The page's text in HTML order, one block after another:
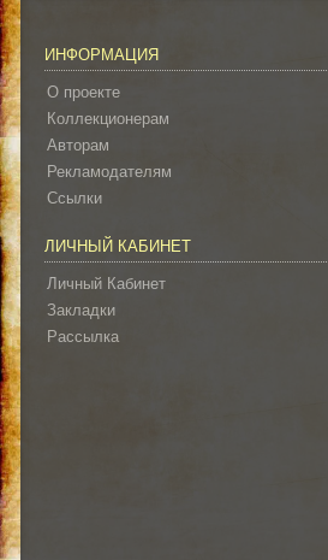
ИНФОРМАЦИЯ
О проекте
Коллекционерам
Авторам
Рекламодателям
Ссылки
ЛИЧНЫЙ КАБИНЕТ
Личный Кабинет
Закладки
Рассылка